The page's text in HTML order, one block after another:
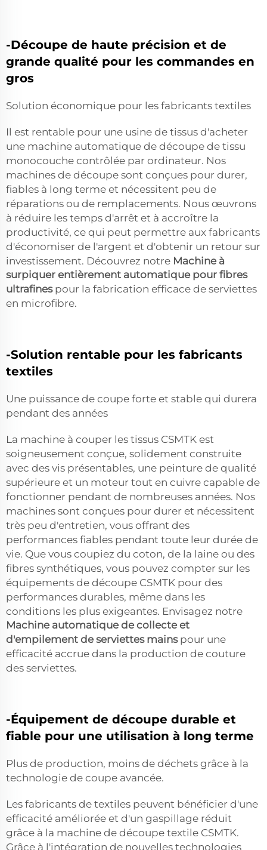
-Découpe de haute précision et de
grande qualité pour les commandes en
gros
Solution économique pour les fabricants textiles
Il est rentable pour une usine de tissus d'acheter
une machine automatique de découpe de tissu
monocouche contrôlée par ordinateur. Nos
machines de découpe sont conçues pour durer,
fiables à long terme et nécessitent peu de
réparations ou de remplacements. Nous œuvrons
à réduire les temps d'arrêt et à accroître la
productivité, ce qui peut permettre aux fabricants
d'économiser de l'argent et d'obtenir un retour sur
investissement. Découvrez notre Machine à
surpiquer entièrement automatique pour fibres
ultrafines pour la fabrication efficace de serviettes
en microfibre.
-Solution rentable pour les fabricants
textiles
Une puissance de coupe forte et stable qui durera
pendant des années
La machine à couper les tissus CSMTK est
soigneusement conçue, solidement construite
avec des vis présentables, une peinture de qualité
supérieure et un moteur tout en cuivre capable de
fonctionner pendant de nombreuses années. Nos
machines sont conçues pour durer et nécessitent
très peu d'entretien, vous offrant des
performances fiables pendant toute leur durée de
vie. Que vous coupiez du coton, de la laine ou des
fibres synthétiques, vous pouvez compter sur les
équipements de découpe CSMTK pour des
performances durables, même dans les
conditions les plus exigeantes. Envisagez notre
Machine automatique de collecte et
d'empilement de serviettes mains pour une
efficacité accrue dans la production de couture
des serviettes.
-Équipement de découpe durable et
fiable pour une utilisation à long terme
Plus de production, moins de déchets grâce à la
technologie de coupe avancée.
Les fabricants de textiles peuvent bénéficier d'une
efficacité améliorée et d'un gaspillage réduit
grâce à la machine de découpe textile CSMTK.
Grâce à l'intégration de nouvelles technologies